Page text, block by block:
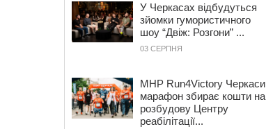
У Черкасах відбудуться
зйомки гумористичного
шоу “Двіж: Розгони” ...
03 СЕРПНЯ
MHP Run4Victory Черкаси
марафон збирає кошти на
розбудову Центру
реабілітації...